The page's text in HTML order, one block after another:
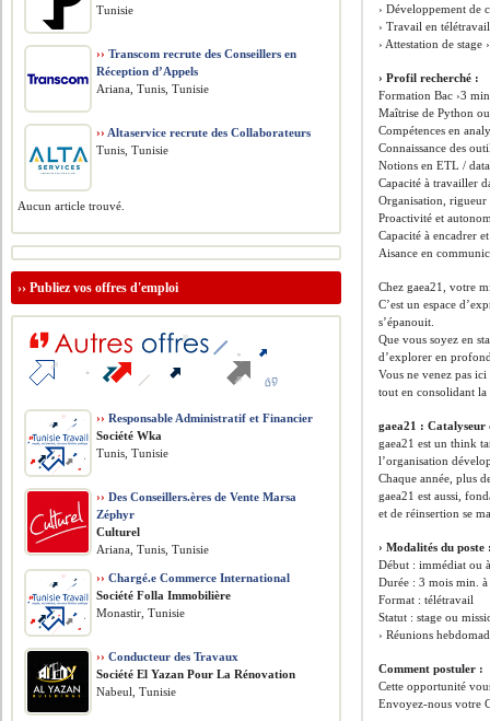
› Développement de
› Travail en
› Attestation de stage
› Profil recherché :
Formation Bac ›3
Maîtrise de Python
Compétences en
Connaissance des
Notions en ETL /
Capacité à travailler
Organisation, rigueur
Proactivité et
Capacité à encadrer
Aisance en
Chez gaea21, votre
C’est un espace
s’épanouit.
Que vous soyez en
d’explorer en
Vous ne venez pas
tout en consolidant
gaea21 :
gaea21 est un think
l’organisation
Chaque année, plus
gaea21 est aussi,
et de réinsertion se
› Modalités du poste
Début : immédiat ou
Durée : 3 mois min.
Format : télétravail
Statut : stage ou
› Réunions
Comment postuler :
Cette opportunité
Envoyez-nous votre
Tunisie
›› Transcom recrute des Conseillers en
Réception d’Appels
Ariana, Tunis, Tunisie
›› Altaservice recrute des Collaborateurs
Tunis, Tunisie
Aucun article trouvé.
››Publiez vos offres d'emploi
›› Responsable Administratif et Financier
Société Wka
Tunis, Tunisie
›› Des Conseillers.ères de Vente Marsa
Zéphyr
Culturel
Ariana, Tunis, Tunisie
›› Chargé.e Commerce International
Société Folla Immobilière
Monastir, Tunisie
›› Conducteur des Travaux
Société El Yazan Pour La Rénovation
Nabeul, Tunisie